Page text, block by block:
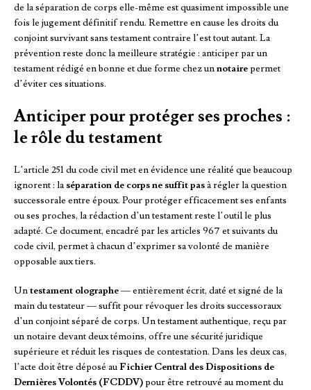
de la séparation de corps elle-même est quasiment impossible une
fois le jugement définitif rendu. Remettre en cause les droits du
conjoint survivant sans testament contraire l’est tout autant. La
prévention reste donc la meilleure stratégie : anticiper par un
testament rédigé en bonne et due forme chez unnotairepermet
d’éviter ces situations.
Anticiper pour protéger ses proches :
le rôle du testament
L’article 251 du code civil met en évidence une réalité que beaucoup
ignorent : la séparation de corps ne suffit pasà régler la question
successorale entre époux. Pour protéger efficacement ses enfants
ou ses proches, la rédaction d’un testament reste l’outil le plus
adapté. Ce document, encadré par les articles 967 et suivants du
code civil, permet à chacun d’exprimer sa volonté de manière
opposable aux tiers.
Untestament olographe— entièrement écrit, daté et signé de la
main du testateur — suffit pour révoquer les droits successoraux
d’un conjoint séparé de corps. Un testament authentique, reçu par
un notaire devant deux témoins, offre une sécurité juridique
supérieure et réduit les risques de contestation. Dans les deux cas,
l’acte doit être déposé auFichier Central des Dispositions de
Dernières Volontés (FCDDV)pour être retrouvé au moment du